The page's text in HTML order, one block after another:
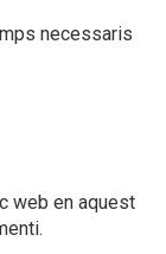
necessaris
web en aquest